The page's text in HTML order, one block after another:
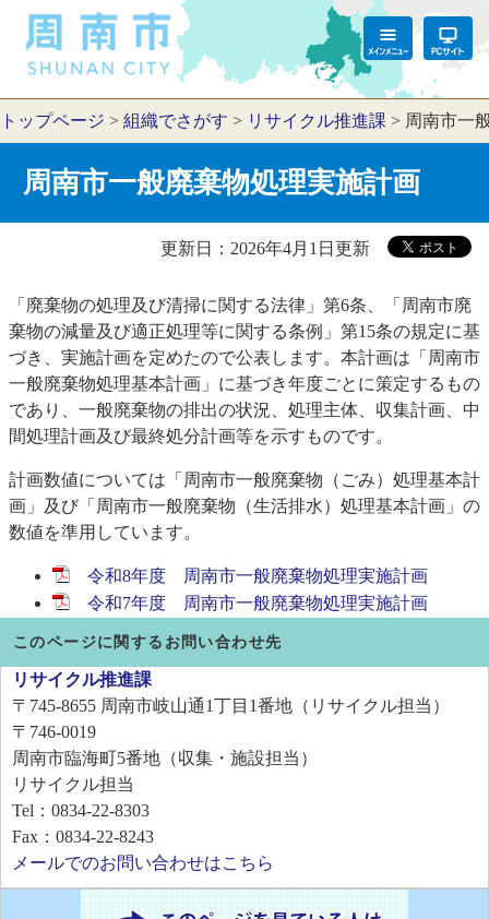
トップページ > 組織でさがす > リサイクル推進課 > 周南市一
周南市一般廃棄物処理実施計画
更新日：2026年4月1日更新
「廃棄物の処理及び清掃に関する法律」第6条、「周南市廃
棄物の減量及び適正処理等に関する条例」第15条の規定に基
づき、実施計画を定めたので公表します。本計画は「周南市
一般廃棄物処理基本計画」に基づき年度ごとに策定するもの
であり、一般廃棄物の排出の状況、処理主体、収集計画、中
間処理計画及び最終処分計画等を示すものです。
計画数値については「周南市一般廃棄物（ごみ）処理基本計
画」及び「周南市一般廃棄物（生活排水）処理基本計画」の
数値を準用しています。
令和8年度 周南市一般廃棄物処理実施計画
令和7年度 周南市一般廃棄物処理実施計画
このページに関するお問い合わせ先
リサイクル推進課
〒745-8655 周南市岐山通1丁目1番地（リサイクル担当）
〒746-0019
周南市臨海町5番地（収集・施設担当）
リサイクル担当
Tel：0834-22-8303
Fax：0834-22-8243
メールでのお問い合わせはこちら